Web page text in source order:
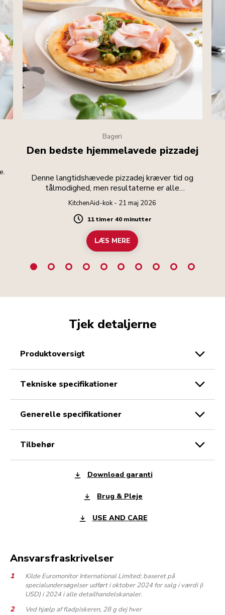
Bageri
Den bedste hjemmelavede pizzadej
Denne langtidshævede pizzadej kræver tid og
tålmodighed, men resultaterne er alle
anstrengelserne værd.
KitchenAid-kok - 21 maj 2026
Duration
11 timer 40 minutter
LÆS MERE
Tjek detaljerne
produktoversigt
tekniske specifikationer
generelle specifikationer
tilbehør
Download garanti
Brug & Pleje
USE AND CARE
Ansvarsfraskrivelser
Kilde Euromonitor International Limited; baseret på
specialundersøgelser udført i oktober 2024 for salg i værdi (i
USD) i 2024 i alle detailhandelskanaler.
Ved hjælp af fladpiskeren, 28 g dej hver